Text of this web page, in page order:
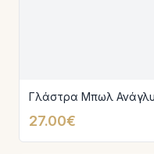
Γλάστρα Μπωλ
27.00€